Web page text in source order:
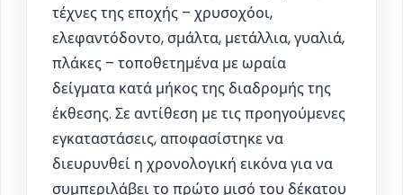
τέχνες της εποχής – χρυσοχόοι,
ελεφαντόδοντο, σμάλτα, μετάλλια, γυαλιά,
πλάκες – τοποθετημένα με ωραία
δείγματα κατά μήκος της διαδρομής της
έκθεσης. Σε αντίθεση με τις προηγούμενες
εγκαταστάσεις, αποφασίστηκε να
διευρυνθεί η χρονολογική εικόνα για να
συμπεριλάβει το πρώτο μισό του δέκατου